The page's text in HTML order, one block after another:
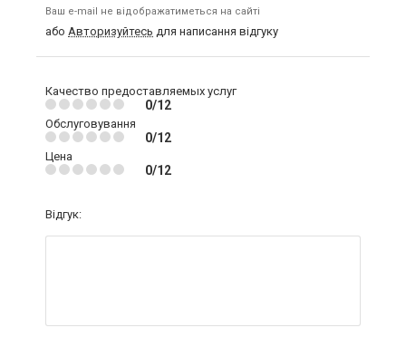
Ваш e-mail не відображатиметься на сайті
або Авторизуйтесь для написання відгуку
Качество предоставляемых услуг
0/12
Обслуговування
0/12
Цена
0/12
Відгук: